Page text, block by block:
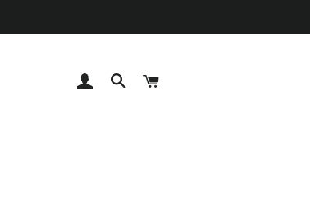
Se connecter
Rechercher